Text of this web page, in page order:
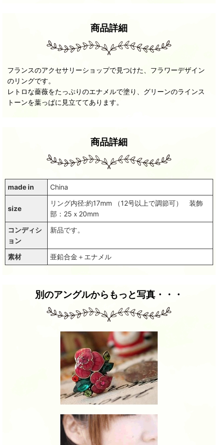
商品詳細
フランスのアクセサリーショップで見つけた、フラワーデザイン
のリングです。
レトロな薔薇をたっぷりのエナメルで塗り、グリーンのラインス
トーンを葉っぱに見立ててあります。
商品詳細
made in China
size
リング内径:約17mm （12号以上で調節可） 装飾
部：25ｘ20mm
コンディシ
ョン
新品です。
素材 亜鉛合金＋エナメル
別のアングルからもっと写真・・・